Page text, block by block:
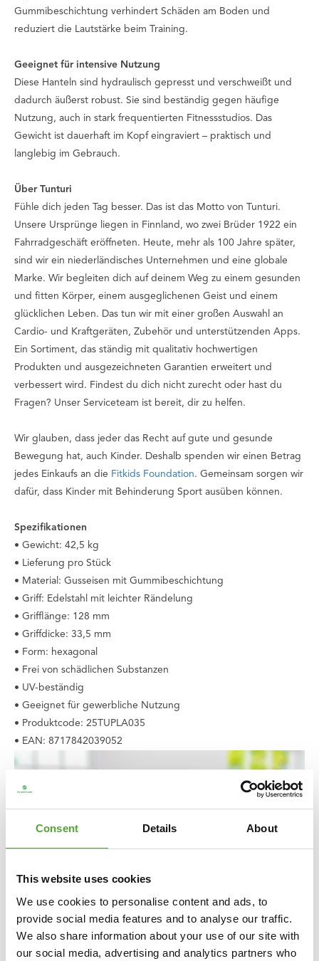
Consent Details About
This website uses cookies
We use cookies to personalise content and ads, to
provide social media features and to analyse our traffic.
We also share information about your use of our site with
our social media, advertising and analytics partners who
Gummibeschichtung verhindert Schäden am Boden und
reduziert die Lautstärke beim Training.
Geeignet für intensive Nutzung
Diese Hanteln sind hydraulisch gepresst und verschweißt und
dadurch äußerst robust. Sie sind beständig gegen häufige
Nutzung, auch in stark frequentierten Fitnessstudios. Das
Gewicht ist dauerhaft im Kopf eingraviert – praktisch und
langlebig im Gebrauch.
Über Tunturi
Fühle dich jeden Tag besser. Das ist das Motto von Tunturi.
Unsere Ursprünge liegen in Finnland, wo zwei Brüder 1922 ein
Fahrradgeschäft eröffneten. Heute, mehr als 100 Jahre später,
sind wir ein niederländisches Unternehmen und eine globale
Marke. Wir begleiten dich auf deinem Weg zu einem gesunden
und fitten Körper, einem ausgeglichenen Geist und einem
glücklichen Leben. Das tun wir mit einer großen Auswahl an
Cardio- und Kraftgeräten, Zubehör und unterstützenden Apps.
Ein Sortiment, das ständig mit qualitativ hochwertigen
Produkten und ausgezeichneten Garantien erweitert und
verbessert wird. Findest du dich nicht zurecht oder hast du
Fragen? Unser Serviceteam ist bereit, dir zu helfen.
Wir glauben, dass jeder das Recht auf gute und gesunde
Bewegung hat, auch Kinder. Deshalb spenden wir einen Betrag
jedes Einkaufs an die Fitkids Foundation. Gemeinsam sorgen wir
dafür, dass Kinder mit Behinderung Sport ausüben können.
Spezifikationen
• Gewicht: 42,5 kg
• Lieferung pro Stück
• Material: Gusseisen mit Gummibeschichtung
• Griff: Edelstahl mit leichter Rändelung
• Grifflänge: 128 mm
• Griffdicke: 33,5 mm
• Form: hexagonal
• Frei von schädlichen Substanzen
• UV-beständig
• Geeignet für gewerbliche Nutzung
• Produktcode: 25TUPLA035
• EAN: 8717842039052